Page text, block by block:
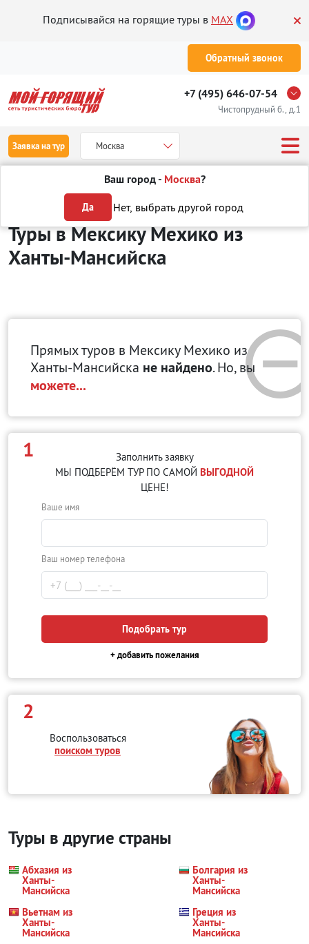
Подписывайся на горящие туры в MAX
Обратный звонок
+7 (495) 646-07-54
Чистопрудный б., д.1
Заявка на тур Москва
Ваш город - Москва?
Да Нет, выбрать другой город
Туры из Ханты-Мансийска Отдых в Мексике
Туры в Мексику Мехикоиз
Ханты-Мансийска
Прямых туров в Мексику Мехико из
Ханты-Мансийска не найдено. Но, вы
можете...
1
Заполнить заявку
МЫ ПОДБЕРЁМ ТУР ПО САМОЙ ВЫГОДНОЙ
ЦЕНЕ!
Ваше имя
Ваш номер телефона
Подобрать тур
+ добавить пожелания
2
Воспользоваться
поиском туров
Туры в другие страны
Абхазия из
Ханты-
Мансийска
Болгария из
Ханты-
Мансийска
Вьетнам из
Ханты-
Мансийска
Греция из
Ханты-
Мансийска